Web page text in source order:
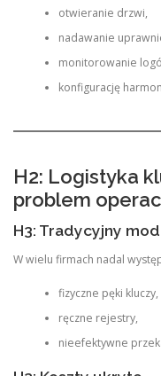
otwieranie drzwi,
nadawanie
monitorowanie
konfigurację
H2: Logistyka
problem
H3: Tradycyjny
W wielu firmach nadal
fizyczne pęki kluczy,
ręczne rejestry,
nieefektywne